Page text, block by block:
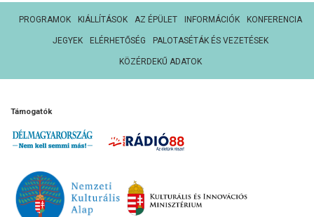
PROGRAMOK KIÁLLÍTÁSOK AZ ÉPÜLET INFORMÁCIÓK KONFERENCIA
JEGYEK ELÉRHETŐSÉG PALOTASÉTÁK ÉS VEZETÉSEK
KÖZÉRDEKŰ ADATOK
Támogatók